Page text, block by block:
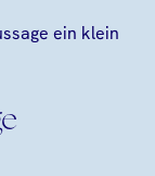
ein klein